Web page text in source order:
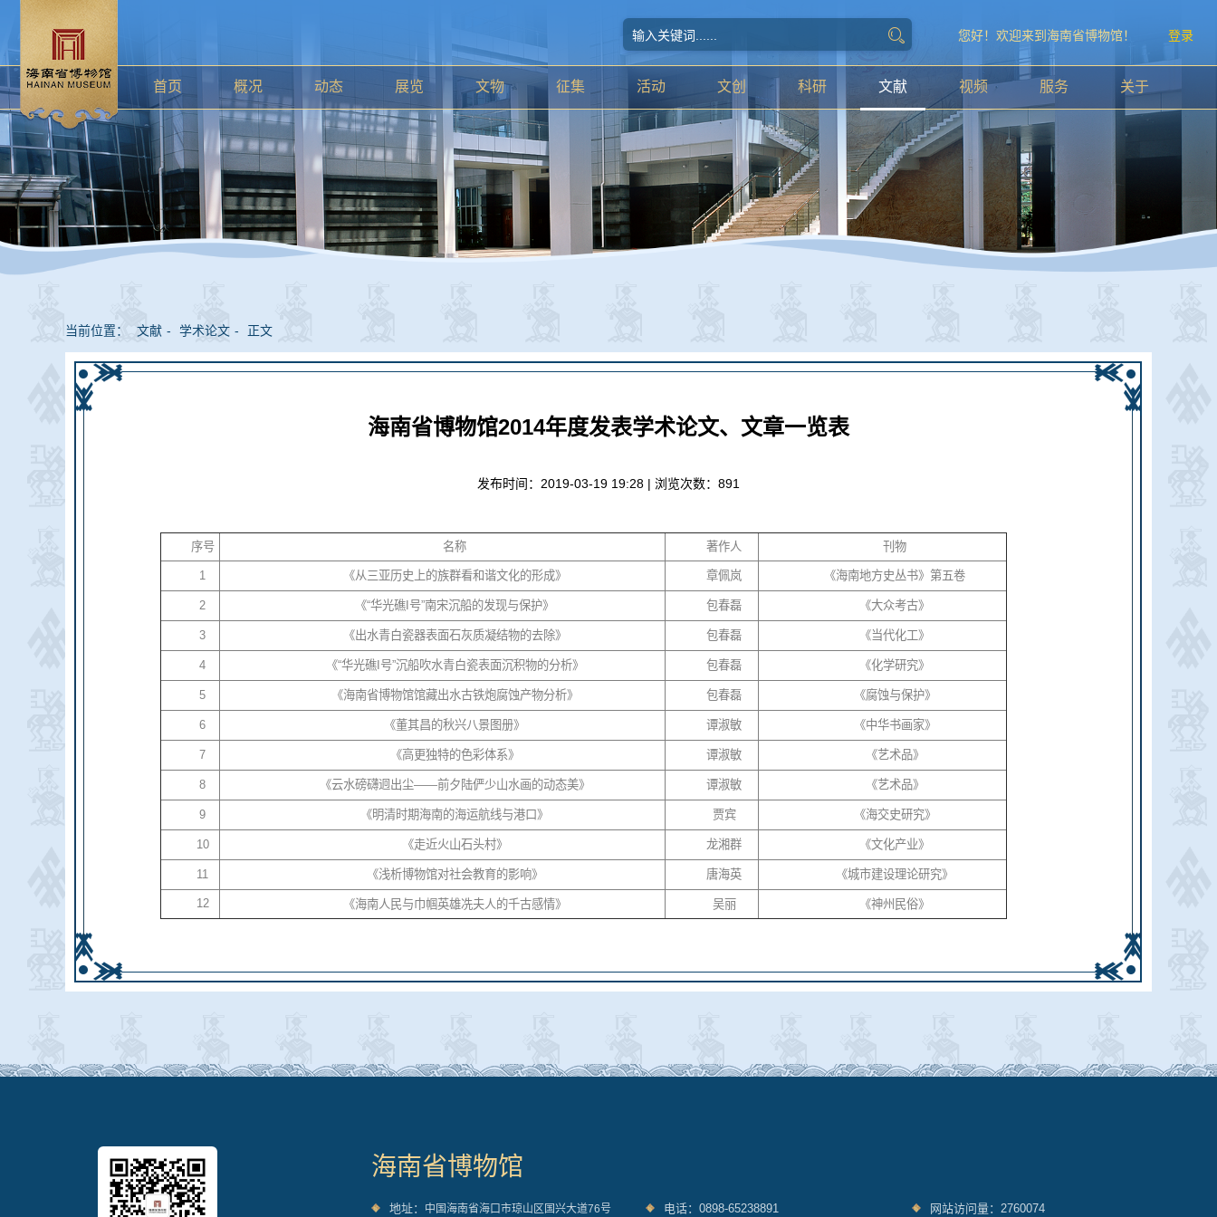
您好！欢迎来到海南省博物馆！ 登录
首页 概况 动态 展览 文物 征集 活动 文创 科研 文献 视频 服务 关于
当前位置： 文献 - 学术论文 - 正文
海南省博物馆2014年度发表学术论文、文章一览表
发布时间：2019-03-19 19:28 | 浏览次数： 891
序号 名称 著作人 刊物
1 《从三亚历史上的族群看和谐文化的形成》 章佩岚 《海南地方史丛书》第五卷
2 《“华光礁I号”南宋沉船的发现与保护》 包春磊 《大众考古》
3 《出水青白瓷器表面石灰质凝结物的去除》 包春磊 《当代化工》
4 《“华光礁I号”沉船吹水青白瓷表面沉积物的分析》 包春磊 《化学研究》
5 《海南省博物馆馆藏出水古铁炮腐蚀产物分析》 包春磊 《腐蚀与保护》
6 《董其昌的秋兴八景图册》 谭淑敏 《中华书画家》
7 《高更独特的色彩体系》 谭淑敏 《艺术品》
8 《云水磅礴迥出尘——前夕陆俨少山水画的动态美》 谭淑敏 《艺术品》
9 《明清时期海南的海运航线与港口》 贾宾 《海交史研究》
10 《走近火山石头村》 龙湘群 《文化产业》
11 《浅析博物馆对社会教育的影响》 唐海英 《城市建设理论研究》
12 《海南人民与巾帼英雄冼夫人的千古感情》 吴丽 《神州民俗》
海南省博物馆
地址： 中国海南省海口市琼山区国兴大道76号 电话：0898-65238891 网站访问量：2760074